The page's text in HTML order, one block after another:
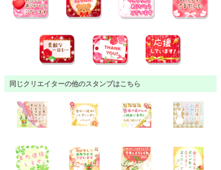
同じクリエイターの他のスタンプはこちら